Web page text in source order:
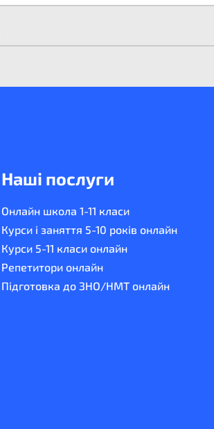
Наші послуги
Онлайн школа 1-11 класи
Курси і заняття 5-10 років онлайн
Курси 5-11 класи онлайн
Репетитори онлайн
Підготовка до ЗНО/НМТ онлайн